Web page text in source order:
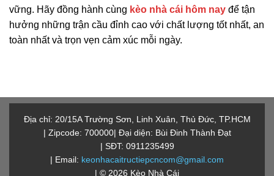
vững. Hãy đồng hành cùng kèo nhà cái hôm nay để tận
hưởng những trận cầu đỉnh cao với chất lượng tốt nhất, an
toàn nhất và trọn vẹn cảm xúc mỗi ngày.
Địa chỉ: 20/15A Trường Sơn, Linh Xuân, Thủ Đức, TP.HCM
| Zipcode: 700000| Đại diện: Bùi Đinh Thành Đạt
| SĐT: 0911235499
| Email: keonhacaitructiepcncom@gmail.com
| © 2026 Kèo Nhà Cái